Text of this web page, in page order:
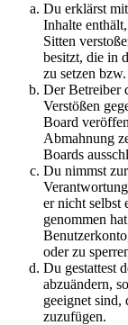
Du erklärst
Inhalte
Sitten
besitzt, die in
zu setzen
Der Betreiber
Verstößen
Board
Abmahnung
Boards
Du nimmst
er nicht selbst
genommen
oder zu
Du gestattest
abzuändern,
geeignet sind,
zuzufügen.